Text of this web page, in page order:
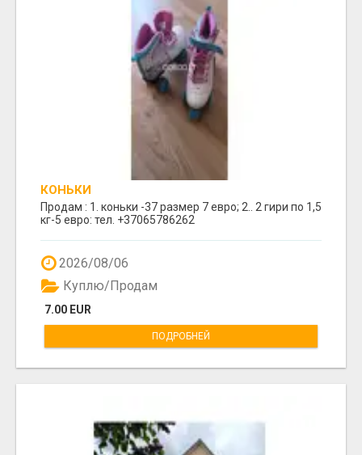
КОНЬКИ
Продам : 1. коньки -37 размер 7 евро; 2.. 2 гири по 1,5
кг-5 евро: тел. +37065786262
2026/08/06
7.00 EUR
Куплю/Продам
ПОДРОБНЕЙ